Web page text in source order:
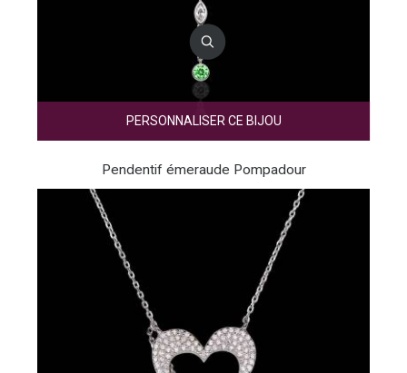
PERSONNALISER CE BIJOU
Pendentif émeraude Pompadour